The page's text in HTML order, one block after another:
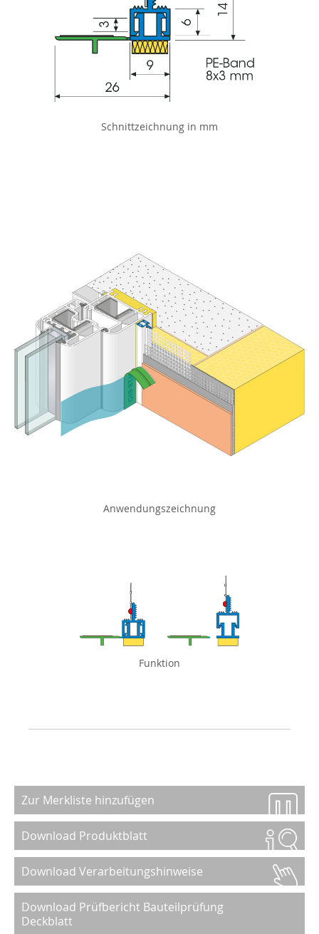
Schnittzeichnung in mm
Anwendungszeichnung
Funktion
Zur Merkliste hinzufügen
Download Produktblatt
Download Verarbeitungshinweise
Download Prüfbericht Bauteilprüfung
Deckblatt